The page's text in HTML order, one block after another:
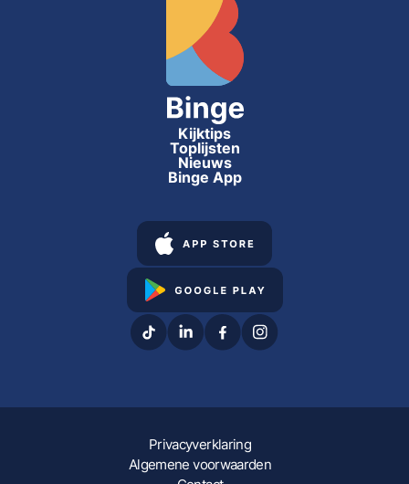
Kijktips
Toplijsten
Nieuws
Binge App
Privacyverklaring
Algemene voorwaarden